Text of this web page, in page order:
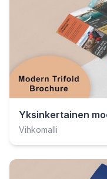
Yksinkertainen
Vihkomalli